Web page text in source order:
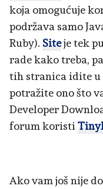
koja omogućuje
podržava samo
Ruby). Siteje tek
rade kako treba,
tih stranica idite u
potražite ono što
Developer
forum koristi
Ako vam još nije